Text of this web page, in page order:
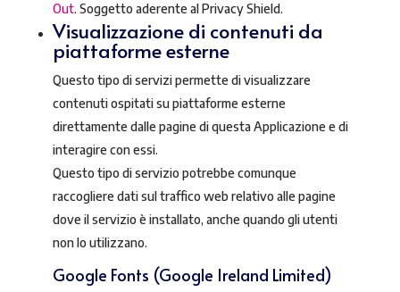
Out. Soggetto aderente al Privacy Shield.
Visualizzazione di contenuti da
piattaforme esterne
Questo tipo di servizi permette di visualizzare
contenuti ospitati su piattaforme esterne
direttamente dalle pagine di questa Applicazione e di
interagire con essi.
Questo tipo di servizio potrebbe comunque
raccogliere dati sul traffico web relativo alle pagine
dove il servizio è installato, anche quando gli utenti
non lo utilizzano.
Google Fonts (Google Ireland Limited)